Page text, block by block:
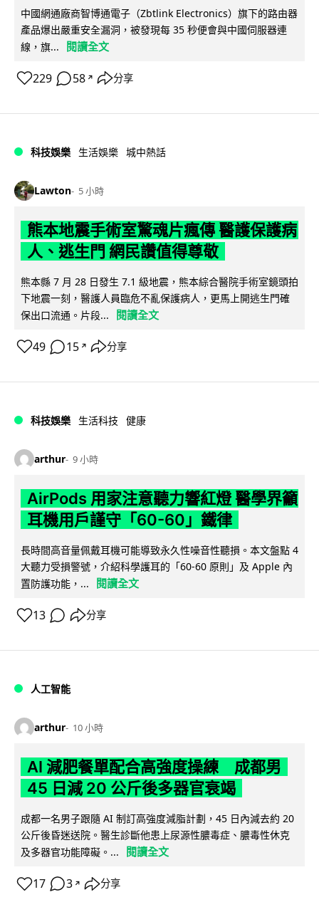
中國網通廠商智博通電子（Zbtlink Electronics）旗下的路由器
產品爆出嚴重安全漏洞，被發現每 35 秒便會與中國伺服器連
線，旗...
閱讀全文
229 58 ↗ 分享
科技娛樂 生活娛樂 城中熱話
Lawton 5 小時
熊本地震手術室驚魂片瘋傳 醫護保護病
人、逃生門 網民讚值得尊敬
熊本縣 7 月 28 日發生 7.1 級地震，熊本綜合醫院手術室鏡頭拍
下地震一刻，醫護人員臨危不亂保護病人，更馬上開逃生門確
保出口流通。片段...
閱讀全文
49 15 ↗ 分享
科技娛樂 生活科技 健康
arthur 9 小時
AirPods 用家注意聽力響紅燈 醫學界籲
耳機用戶謹守「60-60」鐵律
長時間高音量佩戴耳機可能導致永久性噪音性聽損。本文盤點 4
大聽力受損警號，介紹科學護耳的「60-60 原則」及 Apple 內
置防護功能，...
閱讀全文
13 分享
人工智能
arthur 10 小時
AI 減肥餐單配合高強度操練 成都男
45 日減 20 公斤後多器官衰竭
成都一名男子跟隨 AI 制訂高強度減脂計劃，45 日內減去約 20
公斤後昏迷送院。醫生診斷他患上尿源性膿毒症、膿毒性休克
及多器官功能障礙。...
閱讀全文
17 3 ↗ 分享